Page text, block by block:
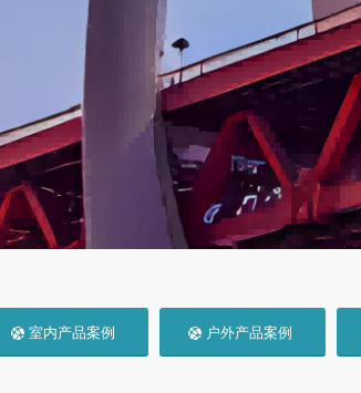
室内产品案例 户外产品案例